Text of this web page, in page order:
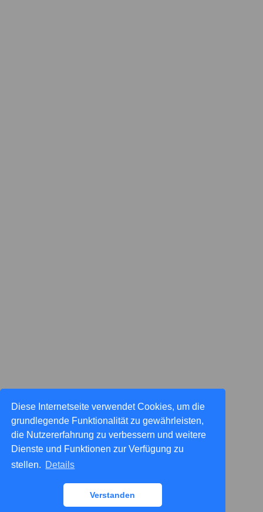
Diese Internetseite verwendet Cookies, um die
grundlegende Funktionalität zu gewährleisten,
die Nutzererfahrung zu verbessern und weitere
Dienste und Funktionen zur Verfügung zu
stellen. Details
Verstanden